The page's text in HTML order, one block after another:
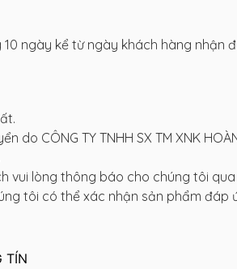
ngày kể từ ngày khách hàng nhận
CÔNG TY TNHH SX TM XNK
vui lòng thông báo cho chúng tôi
tôi có thể xác nhận sản phẩm đáp
TÍN